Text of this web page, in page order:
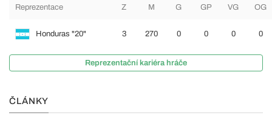
Reprezentace Z M G GP VG OG
Honduras "20" 3 270 0 0 0 0
Reprezentační kariéra hráče
ČLÁNKY